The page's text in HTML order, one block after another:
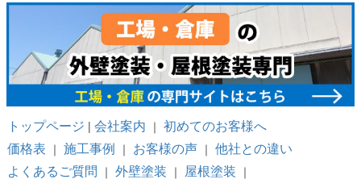
トップページ | 会社案内 ｜ 初めてのお客様へ
価格表 ｜ 施工事例 ｜ お客様の声｜ 他社との違い
よくあるご質問 ｜ 外壁塗装 ｜ 屋根塗装 ｜